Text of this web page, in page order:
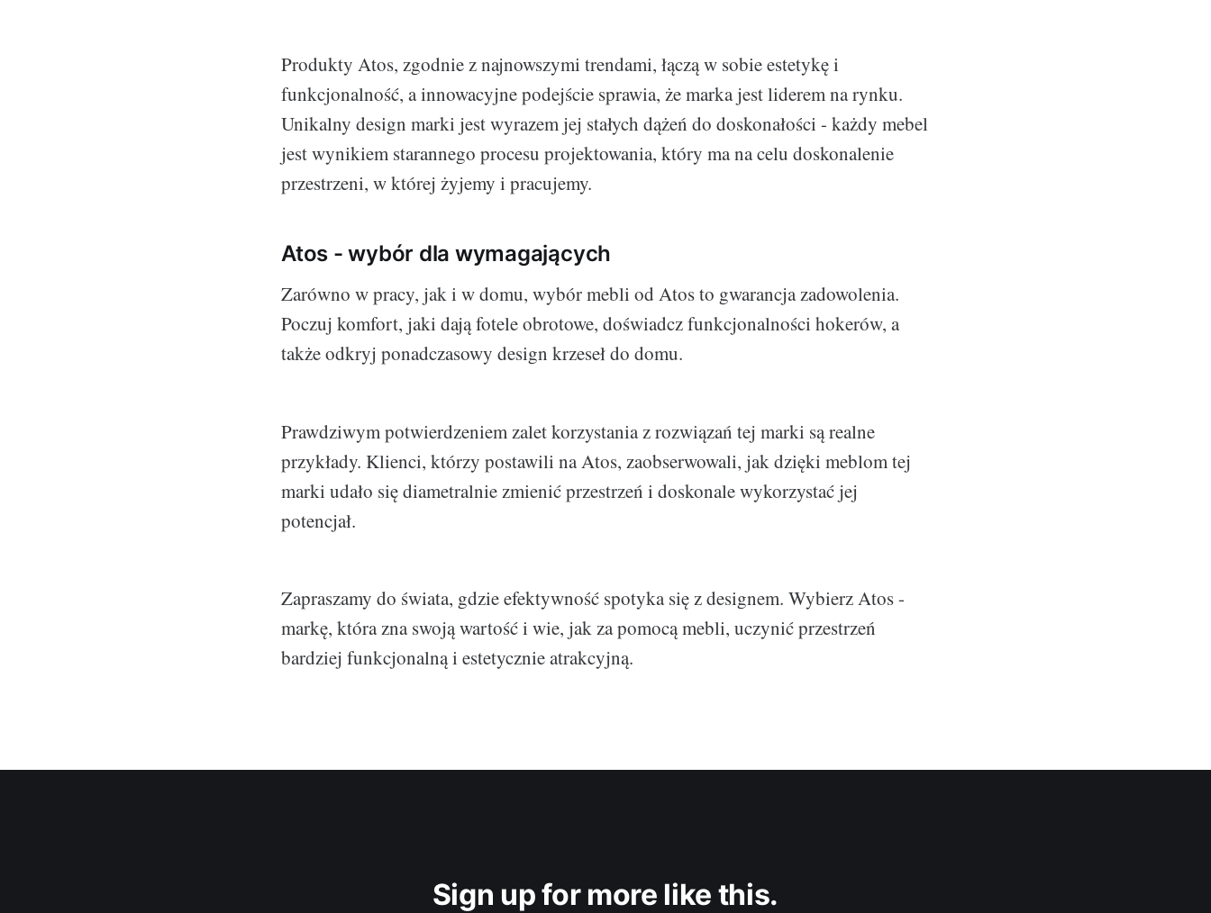
Produkty Atos, zgodnie z najnowszymi trendami, łączą w sobie estetykę i
funkcjonalność, a innowacyjne podejście sprawia, że marka jest liderem na rynku.
Unikalny design marki jest wyrazem jej stałych dążeń do doskonałości - każdy mebel
jest wynikiem starannego procesu projektowania, który ma na celu doskonalenie
przestrzeni, w której żyjemy i pracujemy.
Atos - wybór dla wymagających
Zarówno w pracy, jak i w domu, wybór mebli od Atos to gwarancja zadowolenia.
Poczuj komfort, jaki dają fotele obrotowe, doświadcz funkcjonalności hokerów, a
także odkryj ponadczasowy design krzeseł do domu.
Prawdziwym potwierdzeniem zalet korzystania z rozwiązań tej marki są realne
przykłady. Klienci, którzy postawili na Atos, zaobserwowali, jak dzięki meblom tej
marki udało się diametralnie zmienić przestrzeń i doskonale wykorzystać jej
potencjał.
Zapraszamy do świata, gdzie efektywność spotyka się z designem. Wybierz Atos -
markę, która zna swoją wartość i wie, jak za pomocą mebli, uczynić przestrzeń
bardziej funkcjonalną i estetycznie atrakcyjną.
Sign up for more like this.